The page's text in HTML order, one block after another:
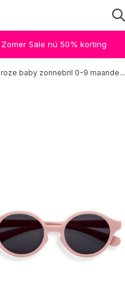
Zomer Sale nú 50% korting
roze baby zonnebril 0-9 maande...